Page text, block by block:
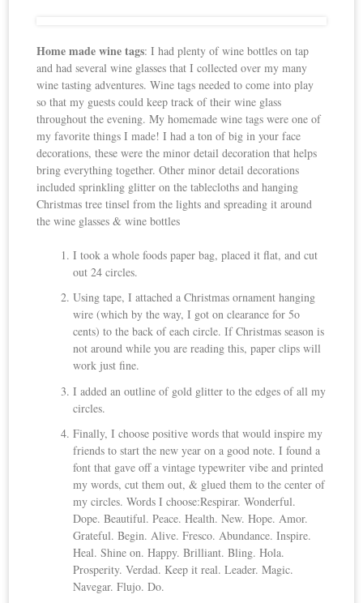
Home made wine tags: I had plenty of wine bottles on tap
and had several wine glasses that I collected over my many
wine tasting adventures. Wine tags needed to come into play
so that my guests could keep track of their wine glass
throughout the evening. My homemade wine tags were one of
my favorite things I made! I had a ton of big in your face
decorations, these were the minor detail decoration that helps
bring everything together. Other minor detail decorations
included sprinkling glitter on the tablecloths and hanging
Christmas tree tinsel from the lights and spreading it around
the wine glasses & wine bottles
I took a whole foods paper bag, placed it flat, and cut
out 24 circles.
Using tape, I attached a Christmas ornament hanging
wire (which by the way, I got on clearance for 5o
cents) to the back of each circle. If Christmas season is
not around while you are reading this, paper clips will
work just fine.
I added an outline of gold glitter to the edges of all my
circles.
Finally, I choose positive words that would inspire my
friends to start the new year on a good note. I found a
font that gave off a vintage typewriter vibe and printed
my words, cut them out, & glued them to the center of
my circles. Words I choose:Respirar. Wonderful.
Dope. Beautiful. Peace. Health. New. Hope. Amor.
Grateful. Begin. Alive. Fresco. Abundance. Inspire.
Heal. Shine on. Happy. Brilliant. Bling. Hola.
Prosperity. Verdad. Keep it real. Leader. Magic.
Navegar. Flujo. Do.